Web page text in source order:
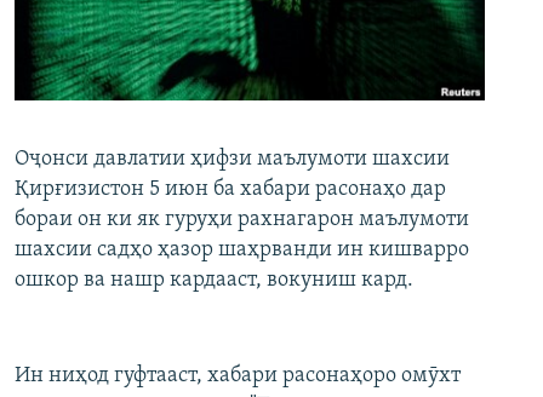
ГУЗОРИШҲОИ РАДИОӢ
Русский
Ҳамаи сомонаҳои RFE/RL
Оҷонси давлатии ҳифзи маълумоти шахсии
Қирғизистон 5 июн ба хабари расонаҳо дар
бораи он ки як гуруҳи рахнагарон маълумоти
шахсии садҳо ҳазор шаҳрванди ин кишварро
ошкор ва нашр кардааст, вокуниш кард.
Ин ниҳод гуфтааст, хабари расонаҳоро омӯхт